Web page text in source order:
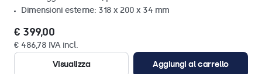
Dimensioni esterne: 318 x 200 x 34 mm
€ 399,00
€ 486,78 IVA incl.
Visualizza
Aggiungi al carrello